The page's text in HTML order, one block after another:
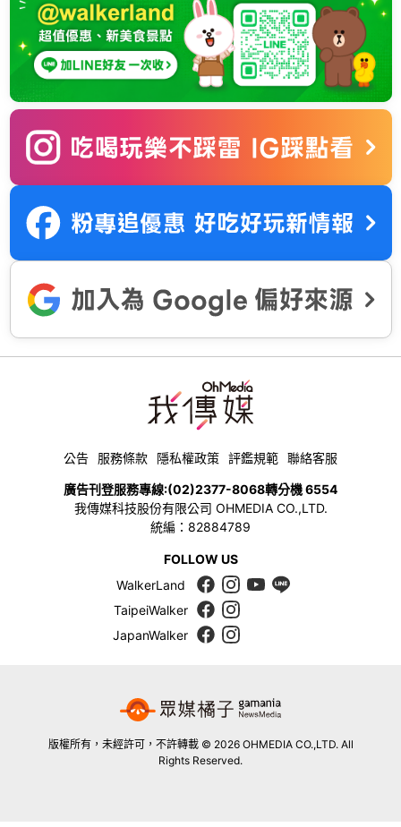
公告 服務條款 隱私權政策 評鑑規範 聯絡客服
廣告刊登服務專線:(02)2377-8068轉分機 6554
我傳媒科技股份有限公司 OHMEDIA CO.,LTD.
統編：82884789
FOLLOW US
WalkerLand
TaipeiWalker
JapanWalker
版權所有，未經許可，不許轉載 © 2026 OHMEDIA CO.,LTD. All
Rights Reserved.